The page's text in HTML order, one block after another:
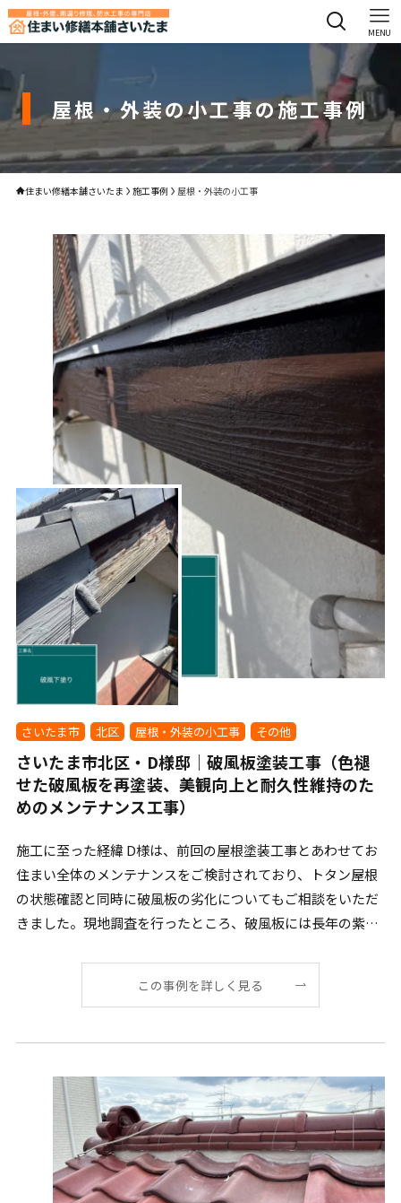
MENU
屋根・外装の小工事の施工事例
住まい修繕本舗さいたま 施工事例 屋根・外装の小工事
さいたま市 北区 屋根・外装の小工事 その他
さいたま市北区・D様邸｜破風板塗装工事（色褪
せた破風板を再塗装、美観向上と耐久性維持のた
めのメンテナンス工事）
施工に至った経緯 D様は、前回の屋根塗装工事とあわせてお
住まい全体のメンテナンスをご検討されており、トタン屋根
の状態確認と同時に破風板の劣化についてもご相談をいただ
きました。現地調査を行ったところ、破風板には長年の紫外
この事例を詳しく見る